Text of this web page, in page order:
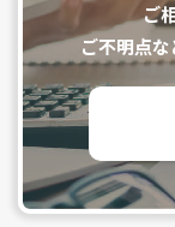
ご
ご不明点